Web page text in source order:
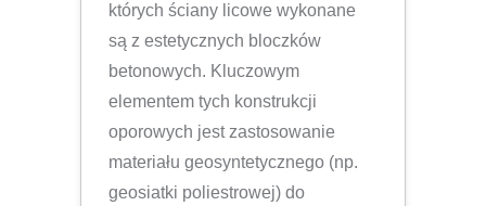
których ściany licowe wykonane
są z estetycznych bloczków
betonowych. Kluczowym
elementem tych konstrukcji
oporowych jest zastosowanie
materiału geosyntetycznego (np.
geosiatki poliestrowej) do